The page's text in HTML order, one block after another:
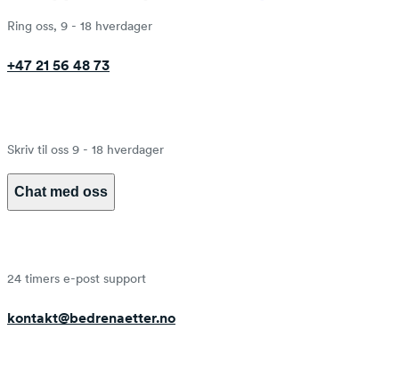
Ring oss, 9 - 18 hverdager
+47 21 56 48 73
Skriv til oss 9 - 18 hverdager
Chat med oss
24 timers e-post support
kontakt@bedrenaetter.no